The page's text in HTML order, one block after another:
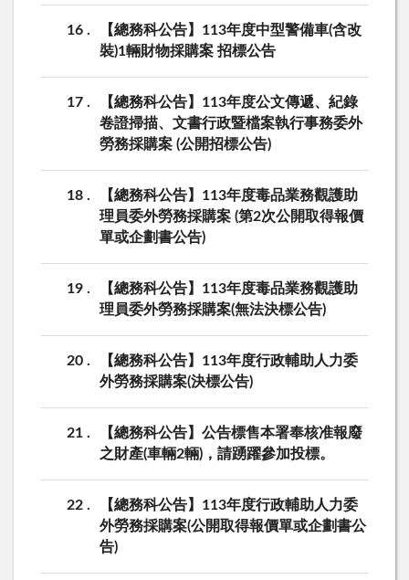
16
【總務科公告】113年度中型警備車(含改
裝)1輛財物採購案 招標公告
17
【總務科公告】113年度公文傳遞、紀錄
卷證掃描、文書行政暨檔案執行事務委外
勞務採購案 (公開招標公告)
18
【總務科公告】113年度毒品業務觀護助
理員委外勞務採購案 (第2次公開取得報價
單或企劃書公告)
19
【總務科公告】113年度毒品業務觀護助
理員委外勞務採購案(無法決標公告)
20
【總務科公告】113年度行政輔助人力委
外勞務採購案(決標公告)
21
【總務科公告】公告標售本署奉核准報廢
之財產(車輛2輛)，請踴躍參加投標。
22
【總務科公告】113年度行政輔助人力委
外勞務採購案(公開取得報價單或企劃書公
告)